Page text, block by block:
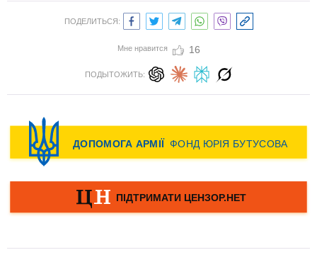
ПОДЕЛИТЬСЯ:
Мне нравится 16
ПОДЫТОЖИТЬ: